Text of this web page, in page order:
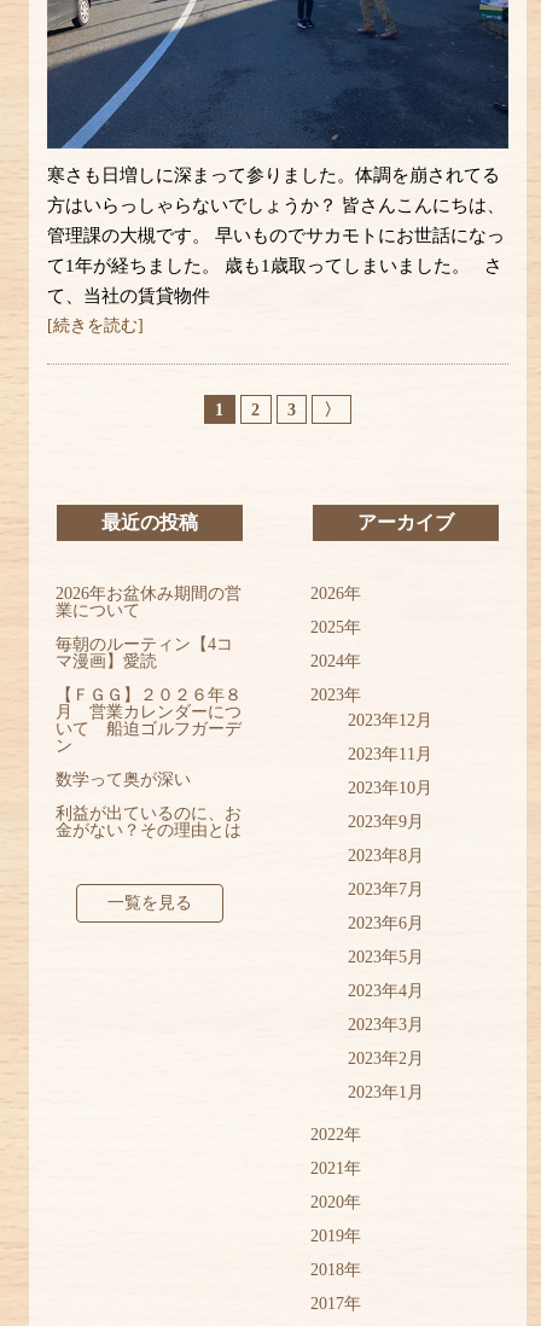
寒さも日増しに深まって参りました。体調を崩されてる
方はいらっしゃらないでしょうか？ 皆さんこんにちは、
管理課の大槻です。 早いものでサカモトにお世話になっ
て1年が経ちました。 歳も1歳取ってしまいました。 さ
て、当社の賃貸物件
[続きを読む]
1 2 3 〉
最近の投稿
2026年お盆休み期間の営
業について
毎朝のルーティン【4コ
マ漫画】愛読
【ＦＧＧ】２０２６年８
月 営業カレンダーにつ
いて 船迫ゴルフガーデ
ン
数学って奥が深い
利益が出ているのに、お
金がない？その理由とは
一覧を見る
アーカイブ
2026年
2025年
2024年
2023年
2023年12月
2023年11月
2023年10月
2023年9月
2023年8月
2023年7月
2023年6月
2023年5月
2023年4月
2023年3月
2023年2月
2023年1月
2022年
2021年
2020年
2019年
2018年
2017年